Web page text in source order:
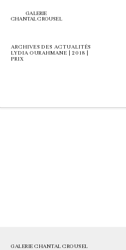
GALERIE
CHANTAL CROUSEL
ARCHIVES DES ACTUALITÉS
LYDIA OURAHMANE | 2018 |
PRIX
GALERIE CHANTAL CROUSEL